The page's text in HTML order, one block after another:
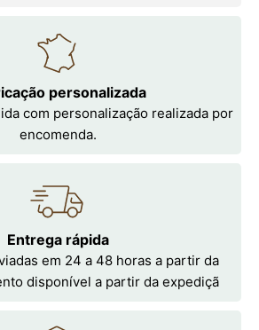
personalizada
com personalização realizada por
encomenda.
Entrega rápida
em 24 a 48 horas a partir da
disponível a partir da expediçã